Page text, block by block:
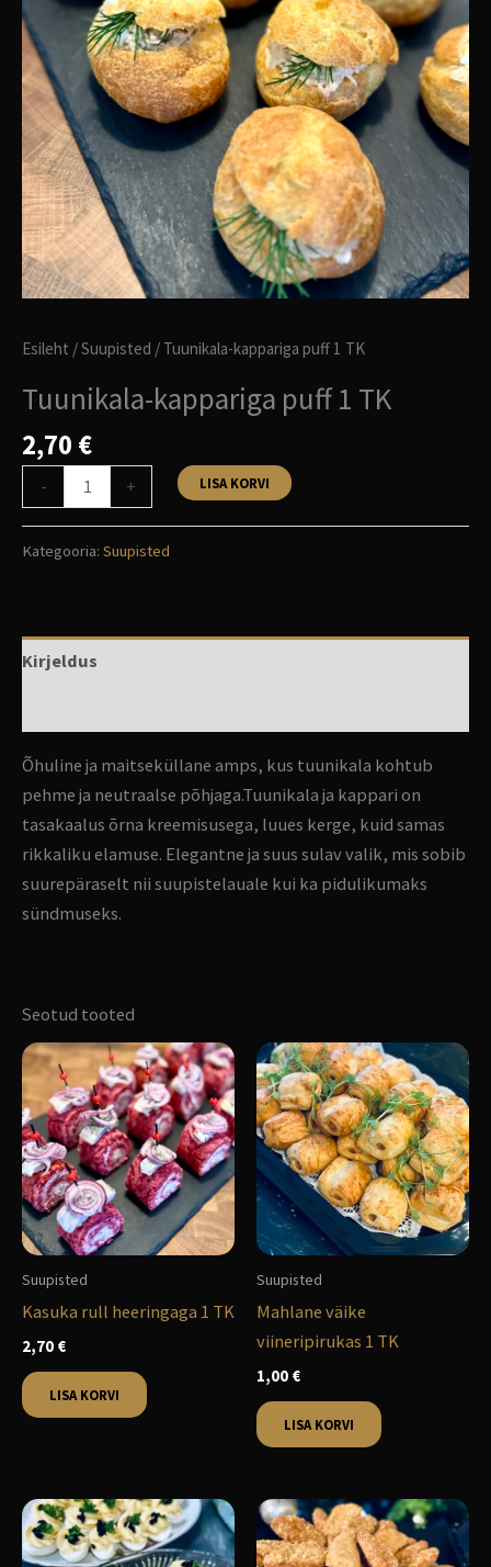
Esileht /Suupisted / Tuunikala-kappariga puff 1 TK
Tuunikala-kappariga puff 1 TK
2,70 €
- + LISA KORVI
Kategooria: Suupisted
Kirjeldus
Õhuline ja maitseküllane amps, kus tuunikala kohtub
pehme ja neutraalse põhjaga.Tuunikala ja kappari on
tasakaalus õrna kreemisusega, luues kerge, kuid samas
rikkaliku elamuse. Elegantne ja suus sulav valik, mis sobib
suurepäraselt nii suupistelauale kui ka pidulikumaks
sündmuseks.
Seotud tooted
Suupisted
Kasuka rull heeringaga 1 TK
2,70 €
LISA KORVI
Suupisted
Mahlane väike
viineripirukas 1 TK
1,00 €
LISA KORVI